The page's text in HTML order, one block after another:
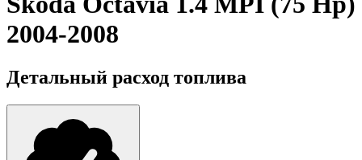
2004-2008
Детальный расход топлива